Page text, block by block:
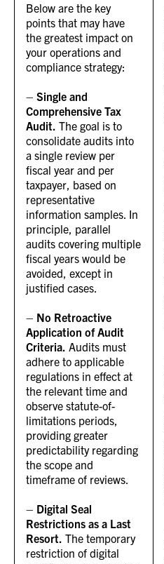
Below are the key
points that may have
the greatest impact on
your operations and
compliance strategy:
– Single and
Comprehensive Tax
Audit. The goal is to
consolidate audits into
a single review per
fiscal year and per
taxpayer, based on
representative
information samples. In
principle, parallel
audits covering multiple
fiscal years would be
avoided, except in
justified cases.
– No Retroactive
Application of Audit
Criteria. Audits must
adhere to applicable
regulations in effect at
the relevant time and
observe statute-of-
limitations periods,
providing greater
predictability regarding
the scope and
timeframe of reviews.
– Digital Seal
Restrictions as a Last
Resort. The temporary
restriction of digital